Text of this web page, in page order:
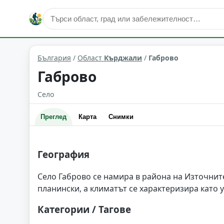
Габрово Област: Кърджали
България / Област Кърджали / Габрово
Габрово
Село
Преглед Карта Снимки
География
Село Габрово се намира в района на
планински, а климатът се характеризира
Категории / Тагове